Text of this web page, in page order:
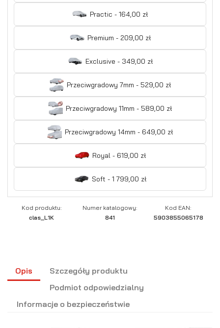
Practic - 164,00 zł
Premium - 209,00 zł
Exclusive - 349,00 zł
Przeciwgradowy 7mm - 529,00 zł
Przeciwgradowy 11mm - 589,00 zł
Przeciwgradowy 14mm - 649,00 zł
Royal - 619,00 zł
Soft - 1 799,00 zł
Kod produktu:
clas_L1K
Numer katalogowy:
841
Kod EAN:
5903855065178
Opis
Szczegóły produktu
Podmiot odpowiedzialny
Informacje o bezpieczeństwie